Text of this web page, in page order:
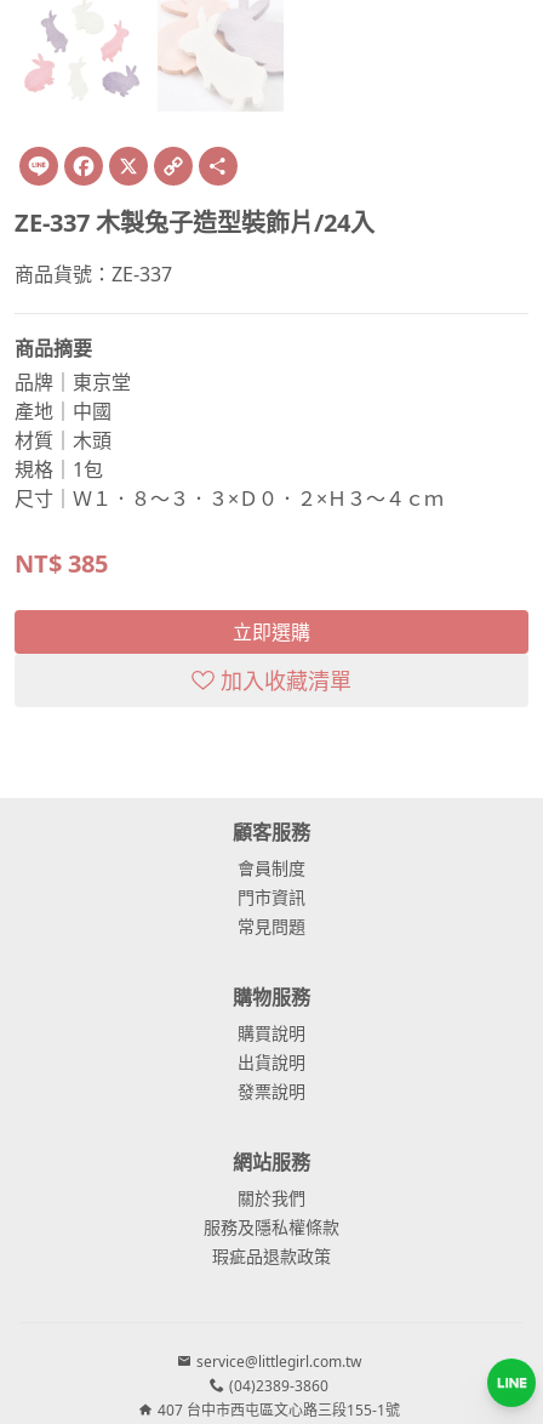
Line Facebook
X Copy
Link
ZE-337 木製兔子造型裝飾片/24入
商品貨號：ZE-337
商品摘要
品牌｜東京堂
產地｜中國
材質｜木頭
規格｜1包
尺寸｜Ｗ１．８～３．３×Ｄ０．２×Ｈ３～４ｃｍ
NT$385
立即選購
加入收藏清單
顧客服務
會員制度
門市資訊
常見問題
購物服務
購買說明
出貨說明
發票說明
網站服務
關於我們
服務及隱私權條款
瑕疵品退款政策
service@littlegirl.com.tw
(04)2389-3860
407 台中市西屯區文心路三段155-1號